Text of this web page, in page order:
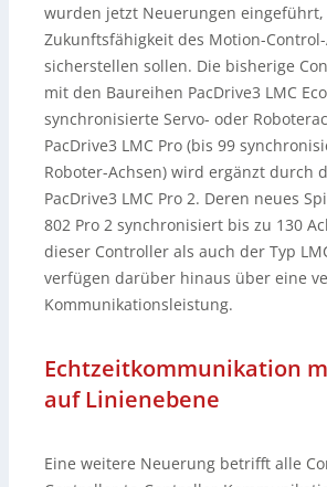
wurden jetzt Neuerungen eingeführt,
Zukunftsfähigkeit des Motion-
sicherstellen sollen. Die bisherige
mit den Baureihen PacDrive3 LMC
synchronisierte Servo- oder
PacDrive3 LMC Pro (bis 99
Roboter-Achsen) wird ergänzt durch
PacDrive3 LMC Pro 2. Deren neues
802 Pro 2 synchronisiert bis zu 130
dieser Controller als auch der Typ
verfügen darüber hinaus über eine
Kommunikationsleistung.
Echtzeitkommunikation
auf Linienebene
Eine weitere Neuerung betrifft alle